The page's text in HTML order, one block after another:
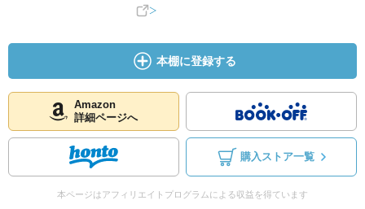
本棚に登録する
Amazon
詳細ページへ
購入ストア一覧
本ページはアフィリエイトプログラムによる収益を得ています